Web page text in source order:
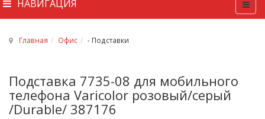
НАВИГАЦИЯ
Главная Офис - Подставки
Подставка 7735-08 для мобильного
телефона Varicolor розовый/серый
/Durable/ 387176